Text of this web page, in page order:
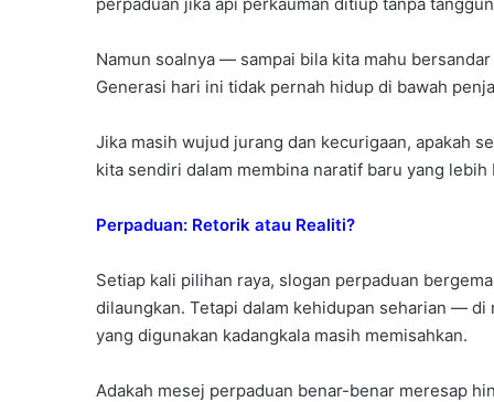
Namun soalnya — sampai bila kita mahu
Generasi hari ini tidak pernah hidup di bawah
Jika masih wujud jurang dan kecurigaan, apakah
kita sendiri dalam membina naratif baru yang lebih
Perpaduan: Retorik atau Realiti?
Setiap kali pilihan raya, slogan perpaduan
dilaungkan. Tetapi dalam kehidupan seharian —
yang digunakan kadangkala masih memisahkan.
Adakah mesej perpaduan benar-benar meresap